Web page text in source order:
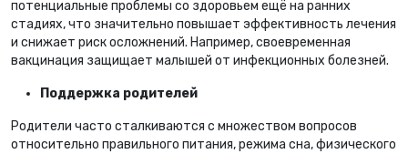
потенциальные проблемы со здоровьем ещё на ранних
стадиях, что значительно повышает эффективность лечения
и снижает риск осложнений. Например, своевременная
вакцинация защищает малышей от инфекционных болезней.
Поддержка родителей
Родители часто сталкиваются с множеством вопросов
относительно правильного питания, режима сна, физического